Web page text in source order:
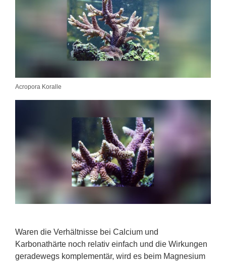
Acropora Koralle
Waren die Verhältnisse bei Calcium und
Karbonathärte noch relativ einfach und die Wirkungen
geradewegs komplementär, wird es beim Magnesium